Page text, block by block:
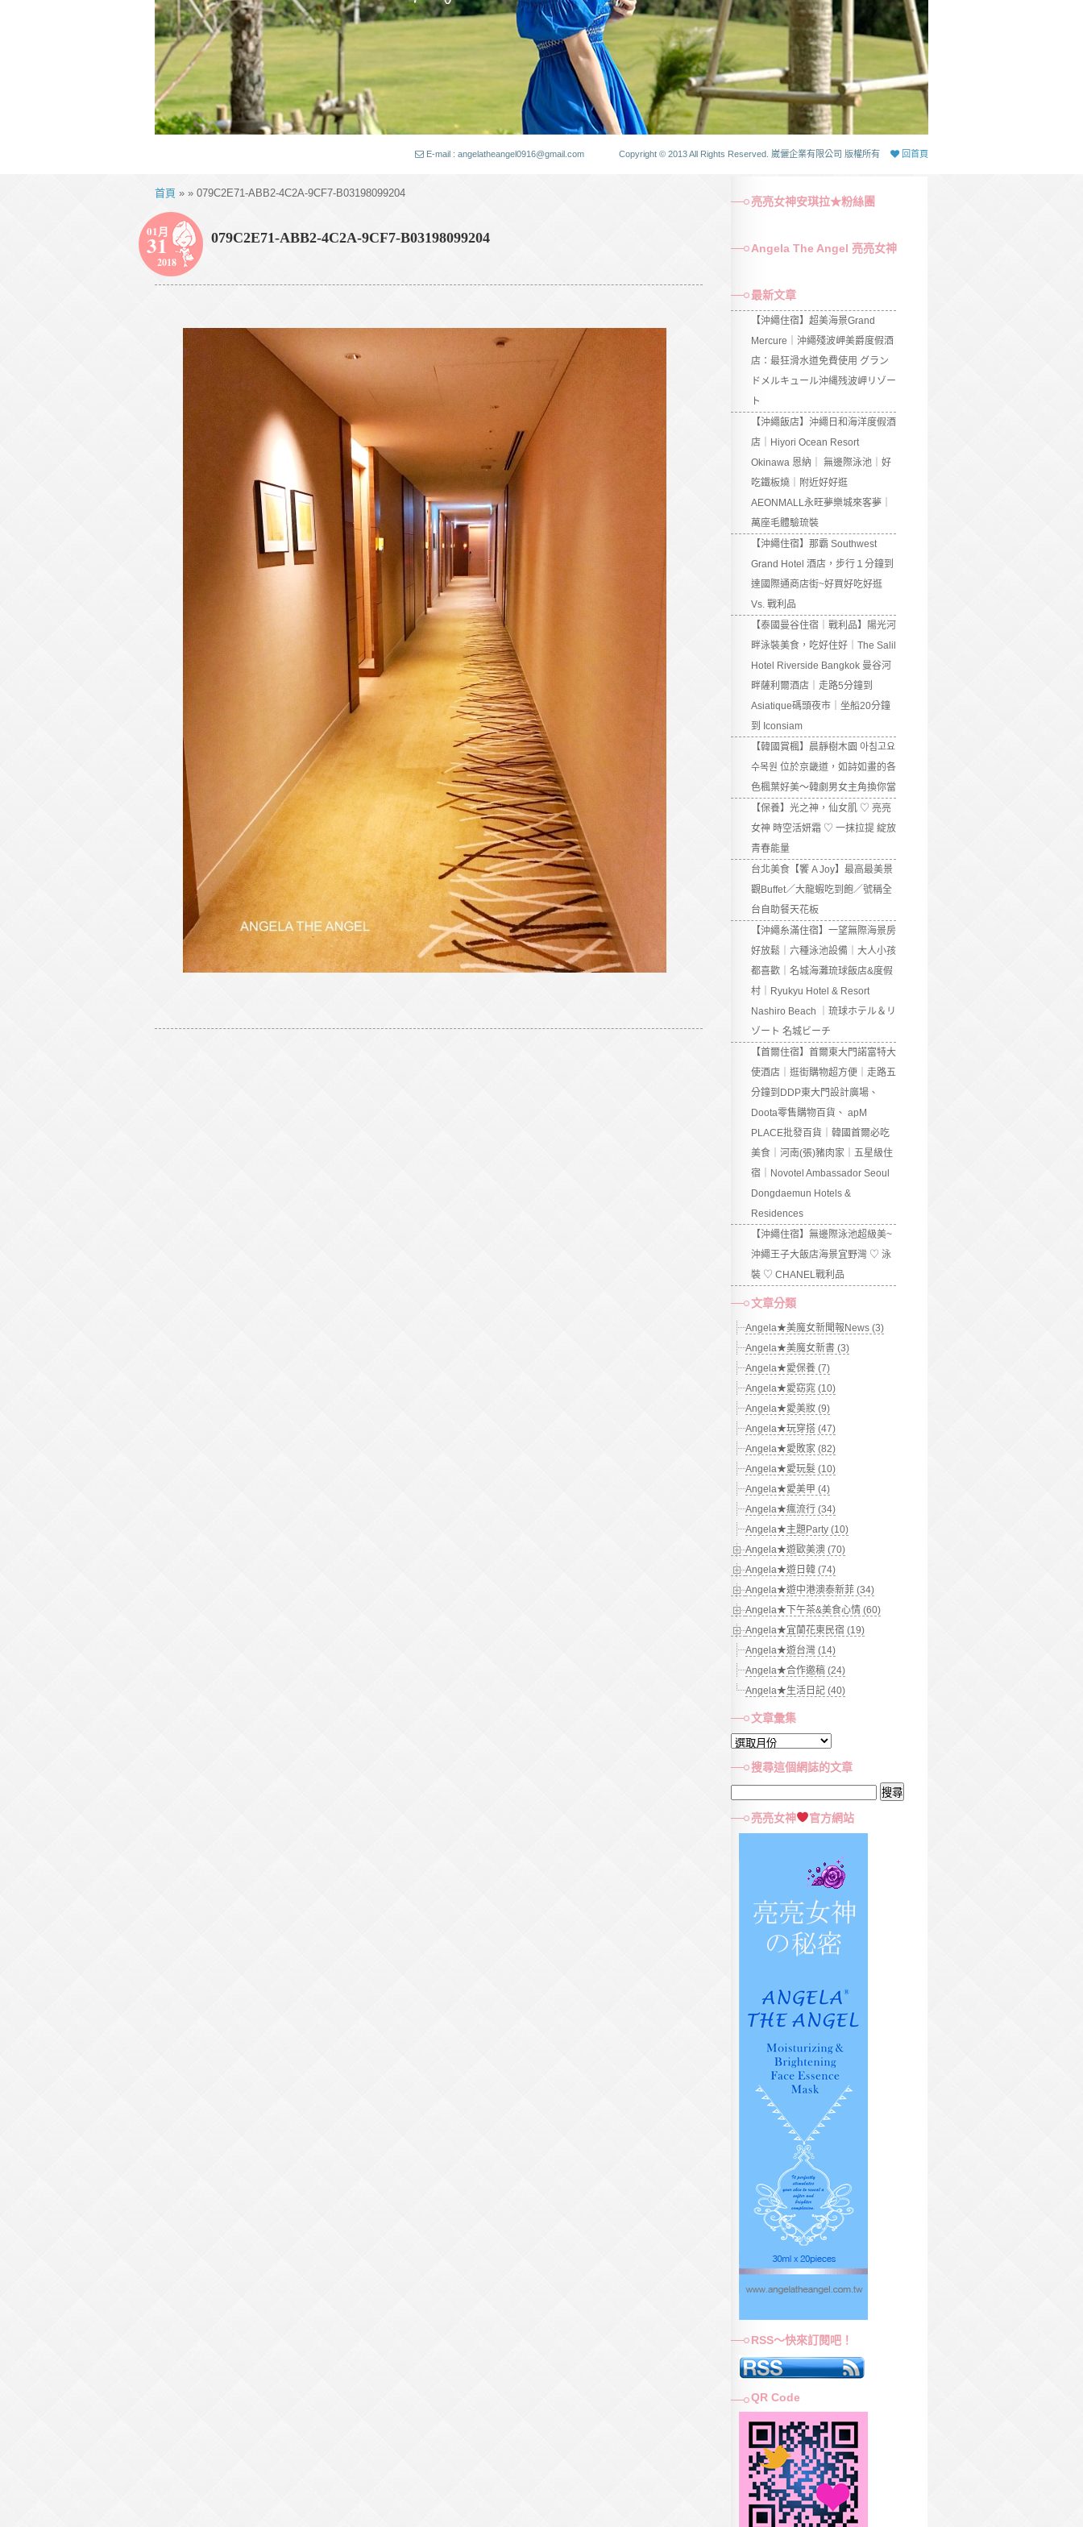
E-mail : angelatheangel0916@gmail.com Copyright © 2013 All Rights Reserved. 崴儷企業有限公司 版權所有 回首頁
首頁 » » 079C2E71-ABB2-4C2A-9CF7-B03198099204
01月
31
2018
079C2E71-ABB2-4C2A-9CF7-B03198099204
亮亮女神安琪拉★粉絲團
Angela The Angel 亮亮女神
最新文章
【沖繩住宿】超美海景Grand
Mercure｜沖繩殘波岬美爵度假酒
店：最狂滑水道免費使用 グラン
ドメルキュール沖縄残波岬リゾー
ト
【沖繩飯店】沖繩日和海洋度假酒
店｜Hiyori Ocean Resort
Okinawa 恩納｜ 無邊際泳池｜好
吃鐵板燒｜附近好好逛
AEONMALL永旺夢樂城來客夢｜
萬座毛體驗琉裝
【沖繩住宿】那霸 Southwest
Grand Hotel 酒店，步行１分鐘到
達國際通商店街~好買好吃好逛
Vs. 戰利品
【泰國曼谷住宿｜戰利品】陽光河
畔泳裝美食，吃好住好｜The Salil
Hotel Riverside Bangkok 曼谷河
畔薩利爾酒店｜走路5分鐘到
Asiatique碼頭夜市｜坐船20分鐘
到 Iconsiam
【韓國賞楓】晨靜樹木園 아침고요
수목원 位於京畿道，如詩如畫的各
色楓葉好美～韓劇男女主角換你當
【保養】光之神，仙女肌 ♡ 亮亮
女神 時空活妍霜 ♡ 一抹拉提 綻放
青春能量
台北美食【饗 A Joy】最高最美景
觀Buffet／大龍蝦吃到飽／號稱全
台自助餐天花板
【沖繩糸滿住宿】一望無際海景房
好放鬆｜六種泳池設備｜大人小孩
都喜歡｜名城海灘琉球飯店&度假
村｜Ryukyu Hotel & Resort
Nashiro Beach ｜琉球ホテル＆リ
ゾート 名城ビーチ
【首爾住宿】首爾東大門諾富特大
使酒店｜逛街購物超方便｜走路五
分鐘到DDP東大門設計廣場、
Doota零售購物百貨、 apM
PLACE批發百貨｜韓國首爾必吃
美食｜河南(張)豬肉家｜五星級住
宿｜Novotel Ambassador Seoul
Dongdaemun Hotels &
Residences
【沖繩住宿】無邊際泳池超級美~
沖繩王子大飯店海景宜野灣 ♡ 泳
裝 ♡ CHANEL戰利品
文章分類
Angela★美魔女新聞報News (3)
Angela★美魔女新書 (3)
Angela★愛保養 (7)
Angela★愛窈窕 (10)
Angela★愛美妝 (9)
Angela★玩穿搭 (47)
Angela★愛敗家 (82)
Angela★愛玩髮 (10)
Angela★愛美甲 (4)
Angela★瘋流行 (34)
Angela★主題Party (10)
Angela★遊歐美澳 (70)
Angela★遊日韓 (74)
Angela★遊中港澳泰新菲 (34)
Angela★下午茶&美食心情 (60)
Angela★宜蘭花東民宿 (19)
Angela★遊台灣 (14)
Angela★合作邀稿 (24)
Angela★生活日記 (40)
文章彙集
文
彙
集
搜尋這個網誌的文章
關
亮亮女神 官方網站
RSS～快來訂閱吧！
QR Code